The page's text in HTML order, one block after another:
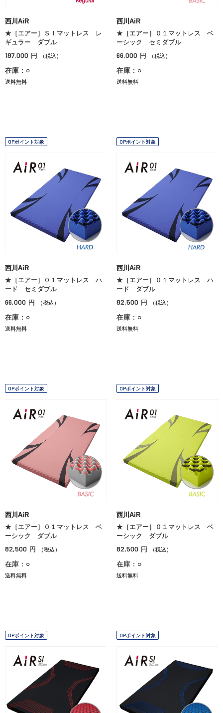
西川AiR
★［エアー］ＳＩマットレス レ
ギュラー ダブル
187,000 円 （税込）
在庫：○
送料無料
西川AiR
★［エアー］０１マットレス ベ
ーシック セミダブル
66,000 円 （税込）
在庫：○
送料無料
OPポイント対象
西川AiR
★［エアー］０１マットレス ハ
ード セミダブル
66,000 円 （税込）
在庫：○
送料無料
OPポイント対象
西川AiR
★［エアー］０１マットレス ハ
ード ダブル
82,500 円 （税込）
在庫：○
送料無料
OPポイント対象
西川AiR
★［エアー］０１マットレス ベ
ーシック ダブル
82,500 円 （税込）
在庫：○
送料無料
OPポイント対象
西川AiR
★［エアー］０１マットレス ベ
ーシック ダブル
82,500 円 （税込）
在庫：○
送料無料
OPポイント対象 OPポイント対象